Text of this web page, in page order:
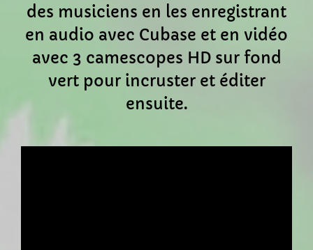
des musiciens en les enregistrant
en audio avec Cubase et en vidéo
avec 3 camescopes HD sur fond
vert pour incruster et éditer
ensuite.